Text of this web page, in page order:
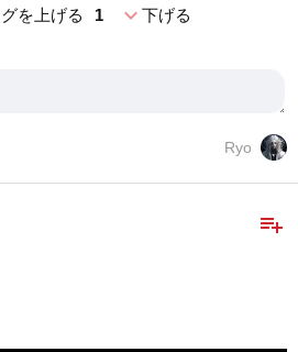
を上げる 1 expand_more下げる
Ryo
playlist_add